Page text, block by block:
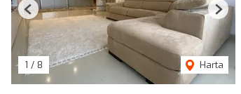
1 / 8 Harta
Previous Next